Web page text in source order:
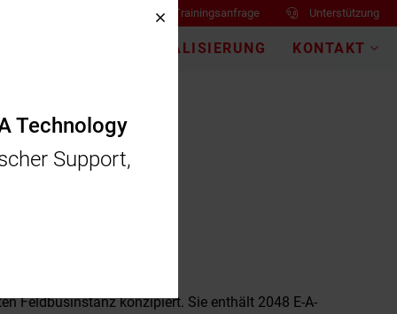
Trainingsanfrage Unterstützung
DIGITALISIERUNG KONTAKT
L
Feldbusinstanz konzipiert. Sie enthält 2048 E-A-
Technology
Support,